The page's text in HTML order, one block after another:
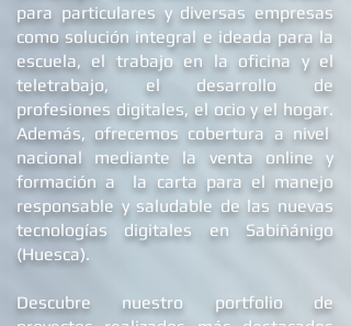
tecnología reacondicionada a medida
para particulares y diversas empresas
como solución integral e ideada para la
escuela, el trabajo en la oficina y el
teletrabajo, el desarrollo de
profesiones digitales, el ocio y el hogar.
Además, ofrecemoscobertura a nivel
nacional mediante la venta online y
formación a la carta para el manejo
responsable y saludable de las nuevas
tecnologías digitales en Sabiñánigo